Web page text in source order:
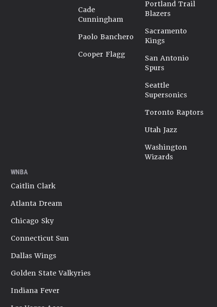
Cade
Cunningham
Paolo Banchero
Cooper Flagg
Portland Trail
Blazers
Sacramento
Kings
San Antonio
Spurs
Seattle
Supersonics
Toronto Raptors
Utah Jazz
Washington
Wizards
WNBA
Caitlin Clark
Atlanta Dream
Chicago Sky
Connecticut Sun
Dallas Wings
Golden State Valkyries
Indiana Fever